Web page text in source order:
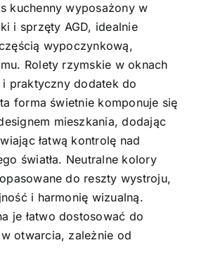
kuchenny wyposażony w
i sprzęty AGD, idealnie
wypoczynkową,
Rolety rzymskie w oknach
praktyczny dodatek do
forma świetnie komponuje się
mieszkania, dodając
łatwą kontrolę nad
światła. Neutralne kolory
do reszty wystroju,
i harmonię wizualną.
je łatwo dostosować do
otwarcia, zależnie od